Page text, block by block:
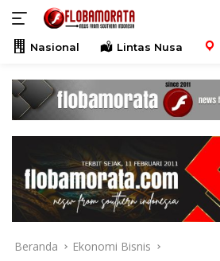
Langsung
kontenNasional Lintas Nusa
Beranda Ekonomi Bisnis